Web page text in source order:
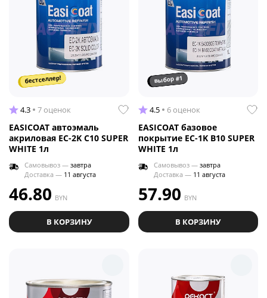
бестселлер!
4.3 7 оценок
EASICOAT автоэмаль
акриловая EC-2K C10 SUPER
WHITE 1л
Самовывоз — завтра
Доставка — 11 августа
46.80 BYN
В КОРЗИНУ
выбор #1
4.5 6 оценок
EASICOAT базовое
покрытие EC-1K B10 SUPER
WHITE 1л
Самовывоз — завтра
Доставка — 11 августа
57.90 BYN
В КОРЗИНУ